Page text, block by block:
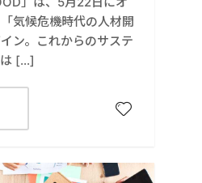
気候危機時代の人材開
ン。これからのサステ
は […]